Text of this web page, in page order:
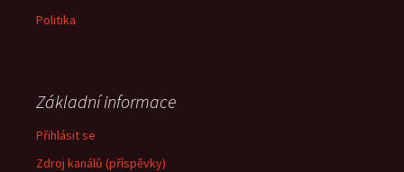
Politika
Základní informace
Přihlásit se
Zdroj kanálů (příspěvky)